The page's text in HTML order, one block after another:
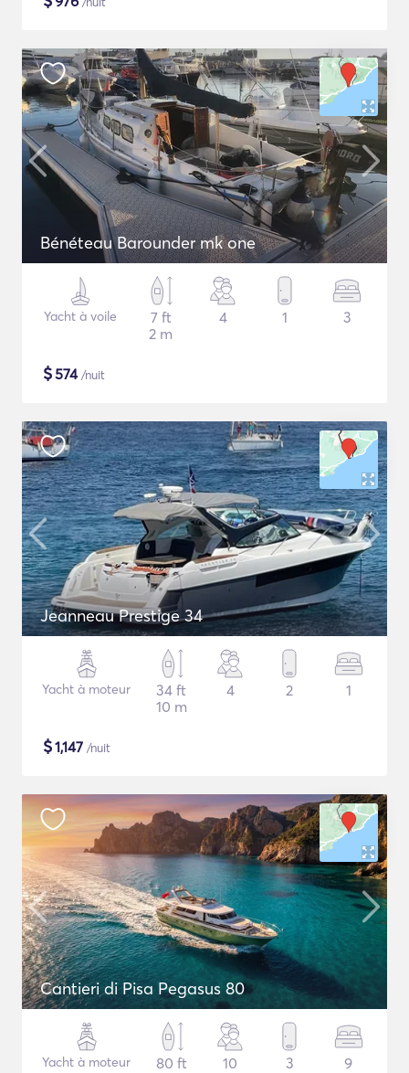
Bénéteau Barounder mk one
Yacht à voile
7 ft
2 m
4 1 3
$574/nuit
Jeanneau Prestige 34
Yacht à moteur
34 ft
10 m
4 2 1
$1,147 /nuit
Cantieri di Pisa Pegasus 80
Yacht à moteur
80 ft
10 3 9